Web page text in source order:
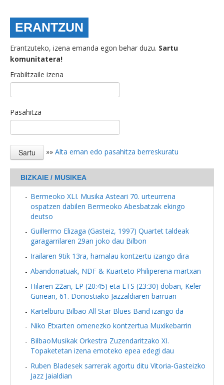
ERANTZUN
Erantzuteko, izena emanda egon behar duzu. Sartu
komunitatera!
Erabiltzaile izena
Pasahitza
»» Alta eman edo pasahitza berreskuratu
BIZKAIE / MUSIKEA
Bermeoko XLI. Musika Asteari 70. urteurrena
ospatzen dabilen Bermeoko Abesbatzak ekingo
deutso
Guillermo Elizaga (Gasteiz, 1997) Quartet taldeak
garagarrilaren 29an joko dau Bilbon
Irailaren 9tik 13ra, hamalau kontzertu izango dira
Abandonatuak, NDF & Kuarteto Philiperena martxan
Hilaren 22an, LP (20:45) eta ETS (23:30) doban, Keler
Gunean, 61. Donostiako Jazzaldiaren barruan
Kartelburu Bilbao All Star Blues Band izango da
Niko Etxarten omenezko kontzertua Muxikebarrin
BilbaoMusikak Orkestra Zuzendaritzako XI.
Topaketetan izena emoteko epea edegi dau
Ruben Bladesek sarrerak agortu ditu Vitoria-Gasteizko
Jazz Jaialdian